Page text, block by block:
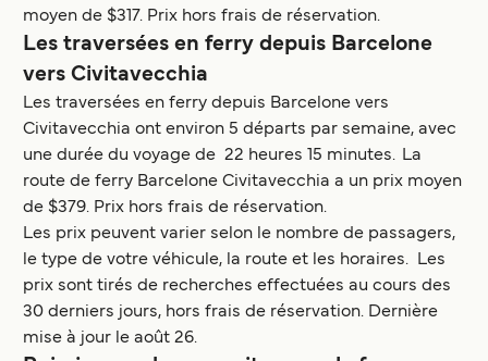
moyen de $317. Prix hors frais de réservation.
Les traversées en ferry depuis Barcelone
vers Civitavecchia
Les traversées en ferry depuis Barcelone vers
Civitavecchia ont environ 5 départs par semaine, avec
une durée du voyage de 22 heures 15 minutes. La
route de ferry Barcelone Civitavecchia a un prix moyen
de $379. Prix hors frais de réservation.
Les prix peuvent varier selon le nombre de passagers,
le type de votre véhicule, la route et les horaires. Les
prix sont tirés de recherches effectuées au cours des
30 derniers jours, hors frais de réservation. Dernière
mise à jour le août 26.